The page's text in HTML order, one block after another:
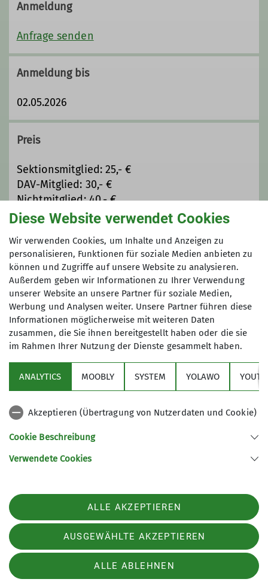
Anmeldung
Anfrage senden
Anmeldung bis
02.05.2026
Preis
Sektionsmitglied: 25,- €
DAV-Mitglied: 30,- €
Nichtmitglied: 40,- €
Maximale Teilnehmeranzahl
8
Sektion
Service
Sektion Duisburg des Deutschen Alpenvereins e.V.
Telefon +49203428120
Datenschutz-Einstellungen
Datenschutz
AGB
Impressum
Diese Website verwendet Cookies
Wir verwenden Cookies, um Inhalte und Anzeigen zu
personalisieren, Funktionen für soziale Medien anbieten zu
können und Zugriffe auf unsere Website zu analysieren.
Außerdem geben wir Informationen zu Ihrer Verwendung
unserer Website an unsere Partner für soziale Medien,
Werbung und Analysen weiter. Unsere Partner führen diese
Informationen möglicherweise mit weiteren Daten
zusammen, die Sie ihnen bereitgestellt haben oder die sie
im Rahmen Ihrer Nutzung der Dienste gesammelt haben.
ANALYTICS MOOBLY SYSTEM YOLAWO
Akzeptieren (Übertragung von Nutzerdaten und Cookie)
Cookie Beschreibung
Verwendete Cookies
ALLE AKZEPTIEREN
AUSGEWÄHLTE AKZEPTIEREN
ALLE ABLEHNEN